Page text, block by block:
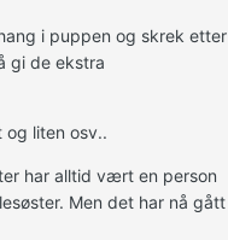
i puppen og skrek etter
gi de ekstra
og liten osv..
har alltid vært en person
Men det har nå gått